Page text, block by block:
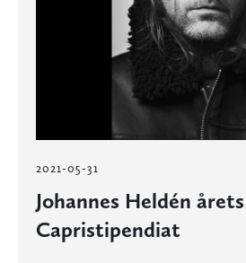
2021-05-31
Johannes Heldén årets
Capristipendiat